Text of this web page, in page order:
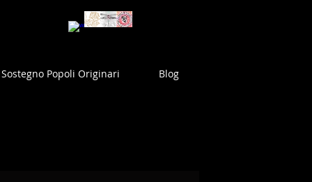
Sostegno Popoli Originari Blog